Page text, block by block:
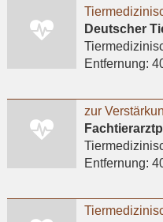
Entfernung:
Entfernung: